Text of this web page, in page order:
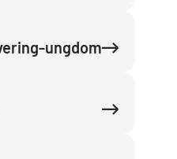
ungdom